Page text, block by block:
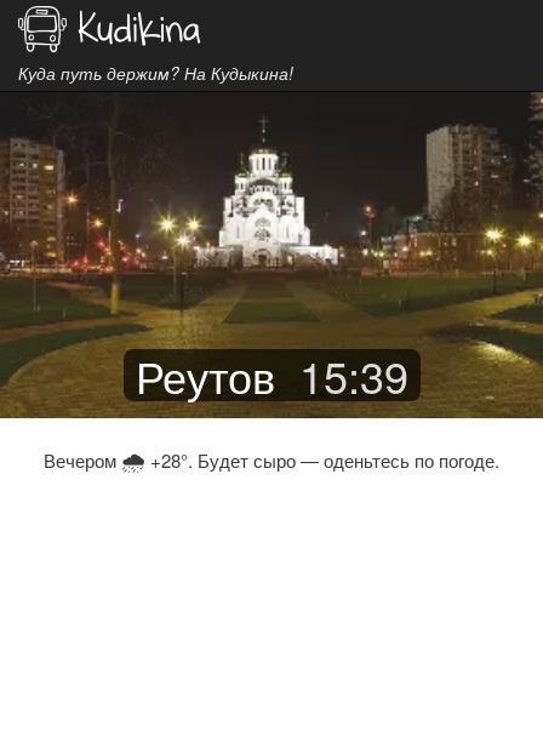
Куда путь держим? На Кудыкина!
Реутов 15:39
Вечером 🌧 +28°. Будет сыро — оденьтесь по погоде.